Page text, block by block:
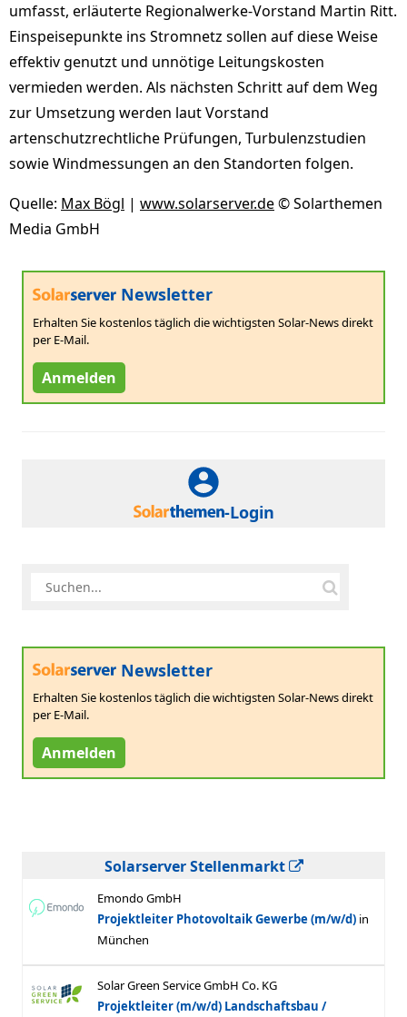
umfasst, erläuterte Regionalwerke-Vorstand Martin Ritt.
Einspeisepunkte ins Stromnetz sollen auf diese Weise
effektiv genutzt und unnötige Leitungskosten
vermieden werden. Als nächsten Schritt auf dem Weg
zur Umsetzung werden laut Vorstand
artenschutzrechtliche Prüfungen, Turbulenzstudien
sowie Windmessungen an den Standorten folgen.
Quelle: Max Bögl | www.solarserver.de© Solarthemen
Media GmbH
Newsletter
Erhalten Sie kostenlos täglich die wichtigsten Solar-News direkt
per E-Mail.
Anmelden
-Login
Newsletter
Erhalten Sie kostenlos täglich die wichtigsten Solar-News direkt
per E-Mail.
Anmelden
Solarserver Stellenmarkt